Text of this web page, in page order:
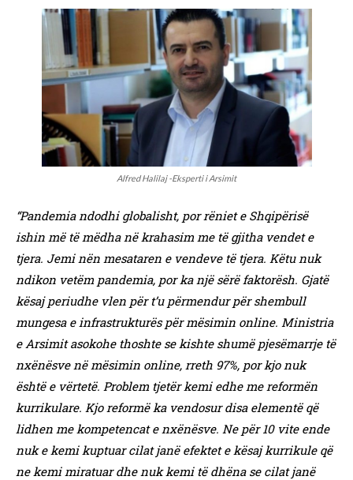
Alfred Halilaj -Eksperti i Arsimit
“Pandemia ndodhi globalisht, por rëniet e Shqipërisë
ishin më të mëdha në krahasim me të gjitha vendet e
tjera. Jemi nën mesataren e vendeve të tjera. Këtu nuk
ndikon vetëm pandemia, por ka një sërë faktorësh. Gjatë
kësaj periudhe vlen për t’u përmendur për shembull
mungesa e infrastrukturës për mësimin online. Ministria
e Arsimit asokohe thoshte se kishte shumë pjesëmarrje të
nxënësve në mësimin online, rreth 97%, por kjo nuk
është e vërtetë. Problem tjetër kemi edhe me reformën
kurrikulare. Kjo reformë ka vendosur disa elementë që
lidhen me kompetencat e nxënësve. Ne për 10 vite ende
nuk e kemi kuptuar cilat janë efektet e kësaj kurrikule që
ne kemi miratuar dhe nuk kemi të dhëna se cilat janë